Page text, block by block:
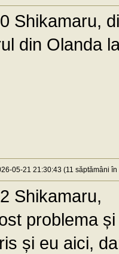
Shikamaru,
din Olanda
05-21 21:30:43 (11 săptămâni în
Shikamaru,
problema
și eu aici,